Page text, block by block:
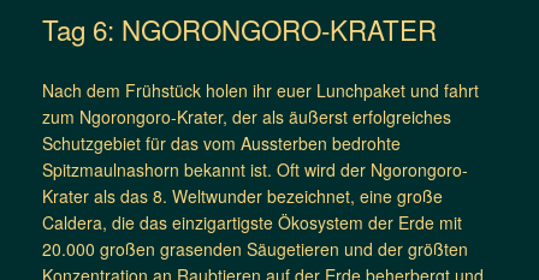
Tag 6: NGORONGORO-KRATER
Nach dem Frühstück holen ihr euer Lunchpaket und fahrt
zum Ngorongoro-Krater, der als äußerst erfolgreiches
Schutzgebiet für das vom Aussterben bedrohte
Spitzmaulnashorn bekannt ist. Oft wird der Ngorongoro-
Krater als das 8. Weltwunder bezeichnet, eine große
Caldera, die das einzigartigste Ökosystem der Erde mit
20.000 großen grasenden Säugetieren und der größten
Konzentration an Raubtieren auf der Erde beherbergt und